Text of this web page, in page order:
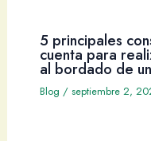
5 principales
cuenta para
al bordado de
Blog / septiembre 2,